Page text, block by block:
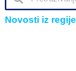
Novosti iz regije